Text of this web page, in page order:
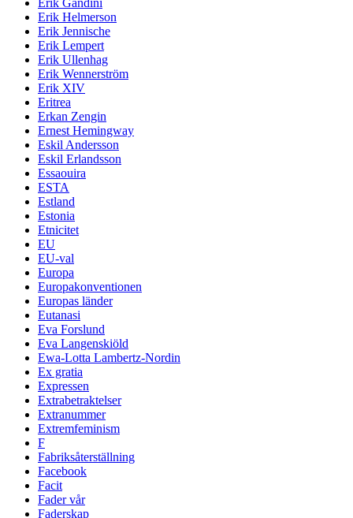
Erik Helmerson
Erik Jennische
Erik Lempert
Erik Ullenhag
Erik Wennerström
Erik XIV
Eritrea
Erkan Zengin
Ernest Hemingway
Eskil Andersson
Eskil Erlandsson
Essaouira
ESTA
Estland
Estonia
Etnicitet
EU
EU-val
Europa
Europakonventionen
Europas länder
Eutanasi
Eva Forslund
Eva Langenskiöld
Ewa-Lotta Lambertz-Nordin
Ex gratia
Expressen
Extrabetraktelser
Extranummer
Extremfeminism
F
Fabriksåterställning
Facebook
Facit
Fader vår
Faderskap